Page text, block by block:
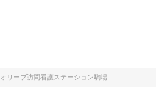
オリーブ訪問看護ステーション駒場